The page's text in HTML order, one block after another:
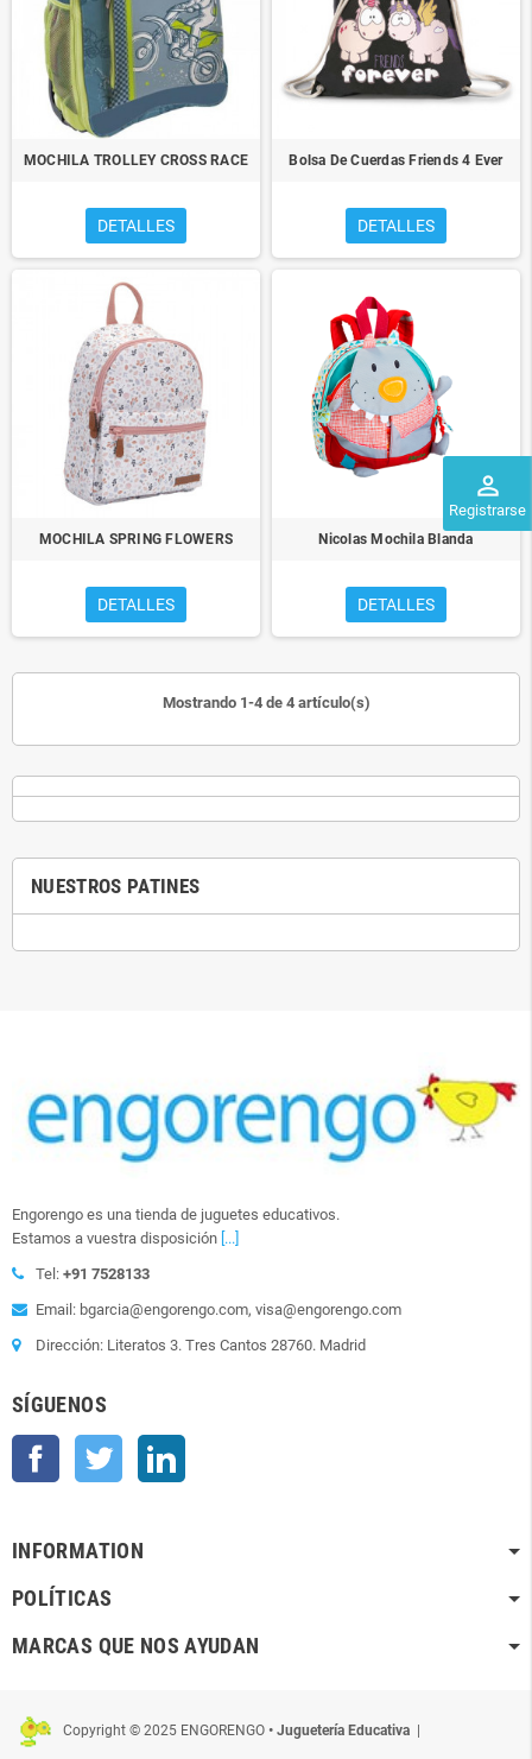
perm_identity
Registrarse
NUESTROS PATINES
MOCHILA TROLLEY CROSS RACE
DETALLES
Bolsa De Cuerdas Friends 4 Ever
DETALLES
MOCHILA SPRING FLOWERS
DETALLES
Nicolas Mochila Blanda
DETALLES
Mostrando 1-4 de 4 artículo(s)
Engorengo es una tienda de juguetes educativos.
Estamos a vuestra disposición [...]
Tel: +91 7528133
Email: bgarcia@engorengo.com, visa@engorengo.com
Dirección: Literatos 3. Tres Cantos 28760. Madrid
SÍGUENOS
Facebook Twitter
INFORMATION
POLÍTICAS
MARCAS QUE NOS AYUDAN
Copyright © 2025 ENGORENGO • Juguetería Educativa